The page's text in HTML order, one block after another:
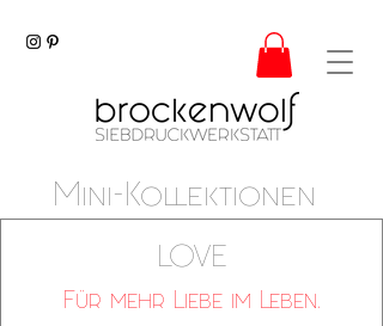
Mini-Kollektionen
LOVE
Für mehr Liebe im Leben.